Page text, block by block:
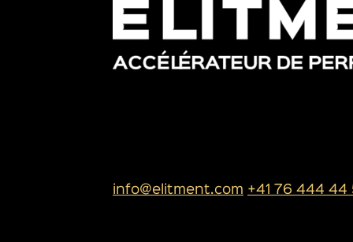
info@elitment.com +41 76 444 44